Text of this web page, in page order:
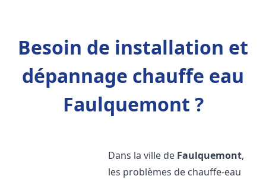
Besoin de installation et
dépannage chauffe eau
Faulquemont ?
Dans la ville de Faulquemont,
les problèmes de chauffe-eau